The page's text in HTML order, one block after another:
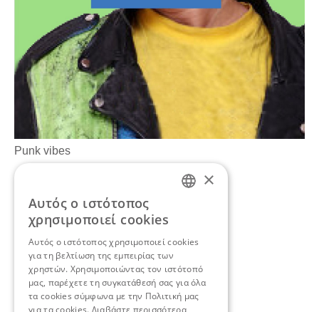
Punk vibes
Αν θέλετε να
συζητήσουμε για το δικό
σας project,ελάτε σε
επαφή.
×
Αυτός ο ιστότοπος
χρησιμοποιεί cookies
Αυτός ο ιστότοπος χρησιμοποιεί cookies
για τη βελτίωση της εμπειρίας των
χρηστών. Χρησιμοποιώντας τον ιστότοπό
μας, παρέχετε τη συγκατάθεσή σας για όλα
τα cookies σύμφωνα με την Πολιτική μας
για τα cookies. Διαβάστε περισσότερα